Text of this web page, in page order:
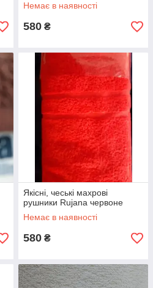
Немає в наявності
580 ₴
Якісні, чеські махрові
рушники Rujana червоне
Немає в наявності
580 ₴